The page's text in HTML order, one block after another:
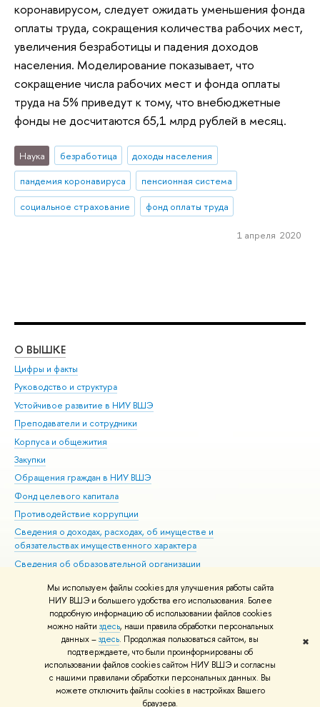
Мы используем файлы cookies для улучшения работы сайта
НИУ ВШЭ и большего удобства его использования. Более
подробную информацию об использовании файлов cookies
можно найти здесь, наши правила обработки персональных
данных –здесь. Продолжая пользоваться сайтом, вы
подтверждаете, что были проинформированы об
использовании файлов cookies сайтом НИУ ВШЭ и согласны
с нашими правилами обработки персональных данных. Вы
можете отключить файлы cookies в настройках Вашего
браузера.
✖
коронавирусом, следует ожидать уменьшения фонда
оплаты труда, сокращения количества рабочих мест,
увеличения безработицы и падения доходов
населения. Моделирование показывает, что
сокращение числа рабочих мест и фонда оплаты
труда на 5% приведут к тому, что внебюджетные
фонды не досчитаются 65,1 млрд рублей в месяц.
Наука безработица
доходы населения
пандемия коронавируса
пенсионная система
социальное страхование
фонд оплаты труда
1 апреля 2020
О ВЫШКЕ
Цифры и факты
Руководство и структура
Устойчивое развитие в НИУ ВШЭ
Преподаватели и сотрудники
Корпуса и общежития
Закупки
Обращения граждан в НИУ ВШЭ
Фонд целевого капитала
Противодействие коррупции
Сведения о доходах, расходах, об имуществе и
обязательствах имущественного характера
Сведения об образовательной организации
Людям с ограниченными возможностями здоровья
Единая платежная страница
Работа в Вышке
© НИУ ВШЭ 1993–2026 Адреса и контакты Условия использования
материалов Политика конфиденциальности Карта сайта
Шрифты HSE Sans и HSE Slab разработаны вШколе дизайна НИУ ВШЭ